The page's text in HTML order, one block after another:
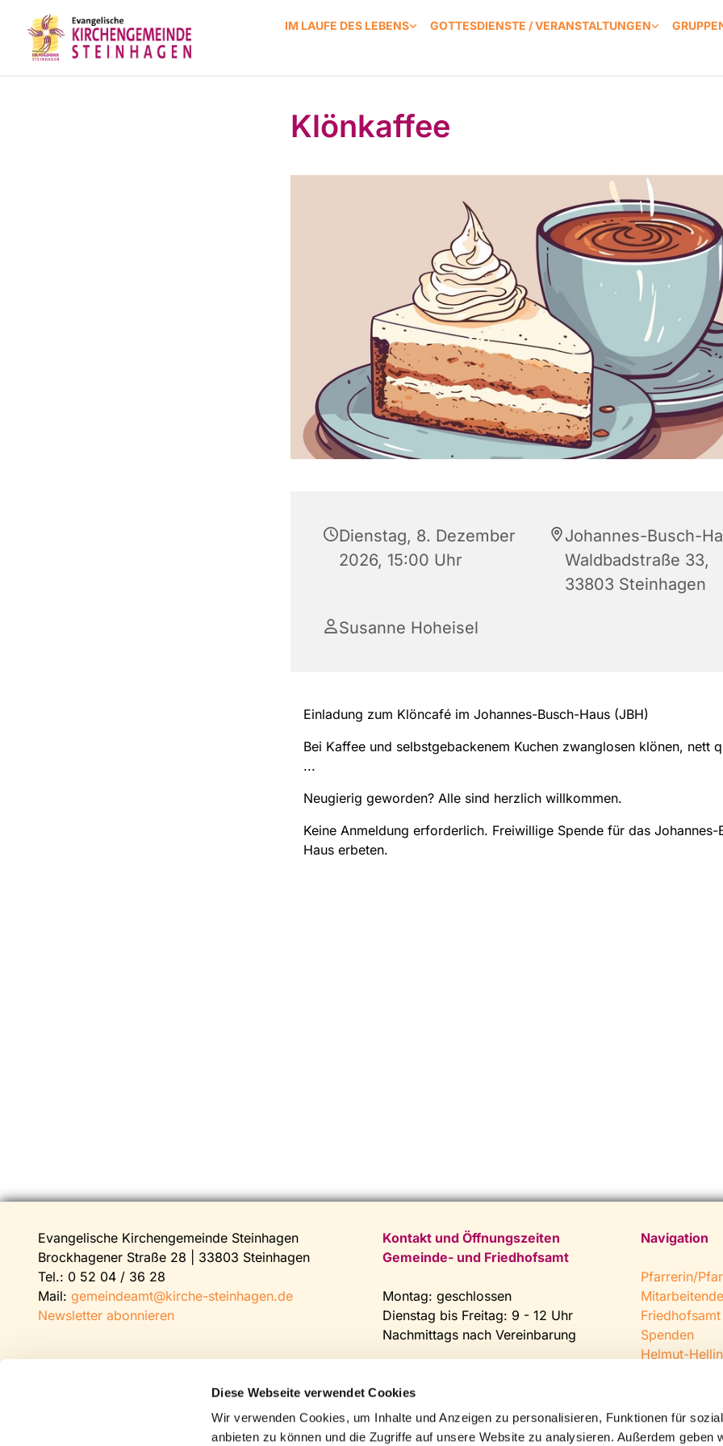
Diese Webseite verwendet Cookies
Wir verwenden Cookies, um Inhalte und Anzeigen zu personalisieren, Funktionen für
anbieten zu können und die Zugriffe auf unsere Website zu analysieren. Außerdem geben
IM LAUFE DES LEBENS GOTTESDIENSTE / VERANSTALTUNGEN
Klönkaffee
Dienstag, 8. Dezember
2026, 15:00 Uhr
Johannes-Busch-
Waldbadstraße 33,
33803 Steinhagen
Susanne Hoheisel
Einladung zum Klöncafé im Johannes-Busch-Haus (JBH)
Bei Kaffee und selbstgebackenem Kuchen zwanglosen klönen, nett
...
Neugierig geworden? Alle sind herzlich willkommen.
Keine Anmeldung erforderlich. Freiwillige Spende für das Johannes-
Haus erbeten.
Evangelische Kirchengemeinde Steinhagen
Brockhagener Straße 28 | 33803 Steinhagen
Tel.: 0 52 04 / 36 28
Mail: gemeindeamt@kirche-steinhagen.de
Newsletter abonnieren
Kontakt und Öffnungszeiten
Gemeinde- und Friedhofsamt
Montag: geschlossen
Dienstag bis Freitag: 9 - 12 Uhr
Nachmittags nach Vereinbarung
Fax: 0 52 04 / 25 65
Mail: gemeindeamt@kirche-
steinhagen.de
Navigation
Pfarrerin/
Mitarbeitende
Friedhofsamt
Spenden
Helmut-